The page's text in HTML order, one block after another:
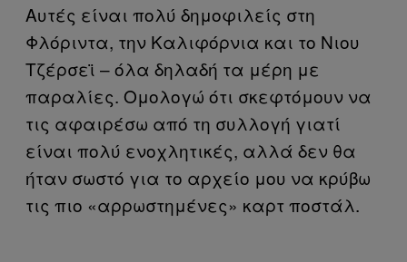
Αυτές είναι πολύ δημοφιλείς στη
Φλόριντα, την Καλιφόρνια και το Νιου
Τζέρσεϊ – όλα δηλαδή τα μέρη με
παραλίες. Ομολογώ ότι σκεφτόμουν να
τις αφαιρέσω από τη συλλογή γιατί
είναι πολύ ενοχλητικές, αλλά δεν θα
ήταν σωστό για το αρχείο μου να κρύβω
τις πιο «αρρωστημένες» καρτ ποστάλ.